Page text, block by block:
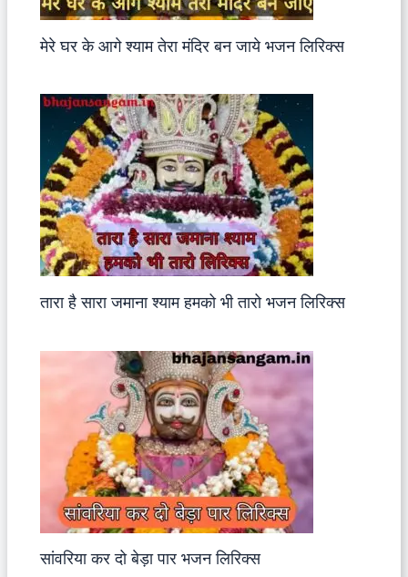
मेरे घर के आगे श्याम तेरा मंदिर बन जाये भजन लिरिक्स
तारा है सारा जमाना श्याम हमको भी तारो भजन लिरिक्स
सांवरिया कर दो बेड़ा पार भजन लिरिक्स